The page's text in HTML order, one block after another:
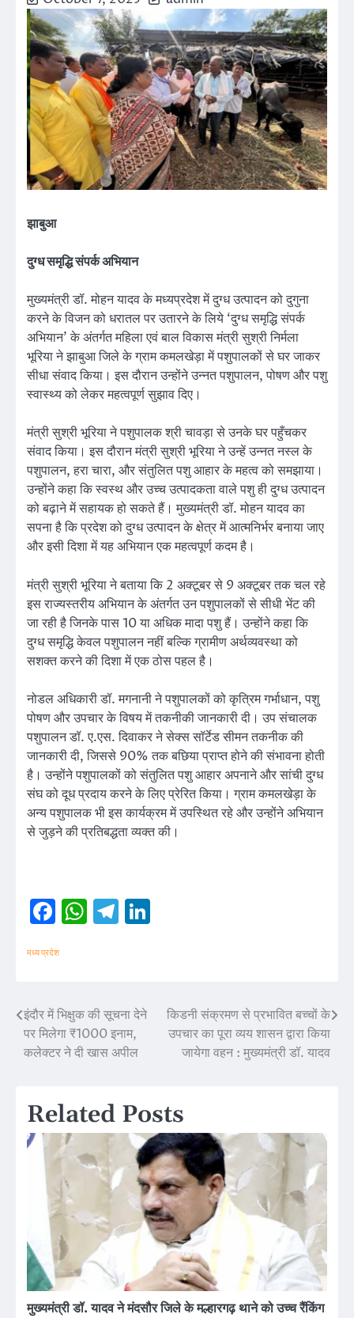
झाबुआ
दुग्ध समृद्धि संपर्क अभियान
मुख्यमंत्री डॉ. मोहन यादव के मध्यप्रदेश में दुग्ध उत्पादन को दुगुना
करने के विजन को धरातल पर उतारने के लिये ‘दुग्ध समृद्धि संपर्क
अभियान’ के अंतर्गत महिला एवं बाल विकास मंत्री सुश्री निर्मला
भूरिया ने झाबुआ जिले के ग्राम कमलखेड़ा में पशुपालकों से घर जाकर
सीधा संवाद किया। इस दौरान उन्होंने उन्नत पशुपालन, पोषण और पशु
स्वास्थ्य को लेकर महत्वपूर्ण सुझाव दिए।
मंत्री सुश्री भूरिया ने पशुपालक श्री चावड़ा से उनके घर पहुँचकर
संवाद किया। इस दौरान मंत्री सुश्री भूरिया ने उन्हें उन्नत नस्ल के
पशुपालन, हरा चारा, और संतुलित पशु आहार के महत्व को समझाया।
उन्होंने कहा कि स्वस्थ और उच्च उत्पादकता वाले पशु ही दुग्ध उत्पादन
को बढ़ाने में सहायक हो सकते हैं। मुख्यमंत्री डॉ. मोहन यादव का
सपना है कि प्रदेश को दुग्ध उत्पादन के क्षेत्र में आत्मनिर्भर बनाया जाए
और इसी दिशा में यह अभियान एक महत्वपूर्ण कदम है।
मंत्री सुश्री भूरिया ने बताया कि 2 अक्टूबर से 9 अक्टूबर तक चल रहे
इस राज्यस्तरीय अभियान के अंतर्गत उन पशुपालकों से सीधी भेंट की
जा रही है जिनके पास 10 या अधिक मादा पशु हैं। उन्होंने कहा कि
दुग्ध समृद्धि केवल पशुपालन नहीं बल्कि ग्रामीण अर्थव्यवस्था को
सशक्त करने की दिशा में एक ठोस पहल है।
नोडल अधिकारी डॉ. मगनानी ने पशुपालकों को कृत्रिम गर्भाधान, पशु
पोषण और उपचार के विषय में तकनीकी जानकारी दी। उप संचालक
पशुपालन डॉ. ए.एस. दिवाकर ने सेक्स सॉर्टेड सीमन तकनीक की
जानकारी दी, जिससे 90% तक बछिया प्राप्त होने की संभावना होती
है। उन्होंने पशुपालकों को संतुलित पशु आहार अपनाने और सांची दुग्ध
संघ को दूध प्रदाय करने के लिए प्रेरित किया। ग्राम कमलखेड़ा के
अन्य पशुपालक भी इस कार्यक्रम में उपस्थित रहे और उन्होंने अभियान
से जुड़ने की प्रतिबद्धता व्यक्त की।
Facebook
WhatsApp
Telegram
मध्य प्रदेश
Post
navigation
इंदौर में भिक्षुक की सूचना देने
पर मिलेगा ₹1000 इनाम,
कलेक्टर ने दी खास अपील
किडनी संक्रमण से प्रभावित बच्चों के
उपचार का पूरा व्यय शासन द्वारा किया
जायेगा वहन : मुख्यमंत्री डॉ. यादव
Related Posts
मुख्यमंत्री डॉ. यादव ने मंदसौर जिले के मल्हारगढ़ थाने को उच्च रैंकिंग